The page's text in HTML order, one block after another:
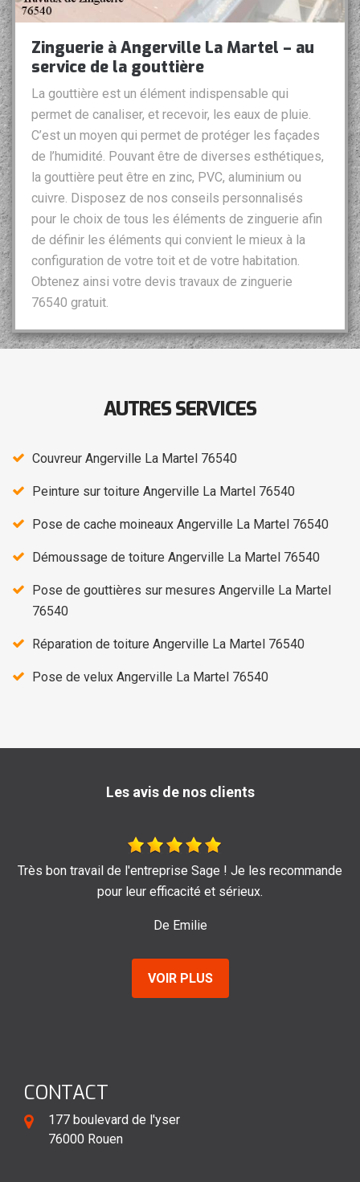
Zinguerie à Angerville La Martel – au
service de la gouttière
La gouttière est un élément indispensable qui
permet de canaliser, et recevoir, les eaux de pluie.
C’est un moyen qui permet de protéger les façades
de l’humidité. Pouvant être de diverses esthétiques,
la gouttière peut être en zinc, PVC, aluminium ou
cuivre. Disposez de nos conseils personnalisés
pour le choix de tous les éléments de zinguerie afin
de définir les éléments qui convient le mieux à la
configuration de votre toit et de votre habitation.
Obtenez ainsi votre devis travaux de zinguerie
76540 gratuit.
AUTRES SERVICES
Couvreur Angerville La Martel 76540
Peinture sur toiture Angerville La Martel 76540
Pose de cache moineaux Angerville La Martel 76540
Démoussage de toiture Angerville La Martel 76540
Pose de gouttières sur mesures Angerville La Martel
76540
Réparation de toiture Angerville La Martel 76540
Pose de velux Angerville La Martel 76540
Les avis de nos clients
Sage ! Je les recommande
et sérieux.
Je
VOIR PLUS
CONTACT
177 boulevard de l'yser
76000 Rouen